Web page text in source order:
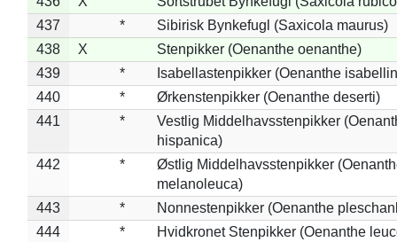
437
*
Sibirisk Bynkefugl (Saxicola maurus)
438
X
Stenpikker (Oenanthe oenanthe)
439
*
Isabellastenpikker (Oenanthe
440
*
Ørkenstenpikker (Oenanthe deserti)
441
*
Vestlig Middelhavsstenpikker
hispanica)
442
*
Østlig Middelhavsstenpikker
melanoleuca)
443
*
Nonnestenpikker (Oenanthe
444
*
Hvidkronet Stenpikker (Oenanthe